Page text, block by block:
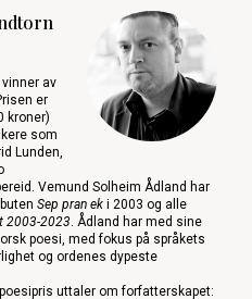
av
er
kroner)
som
Lunden,
Vemund Solheim Ådland har
Sep pran ek i 2003 og alle
2003-2023. Ådland har med sine
poesi, med fokus på språkets
og ordenes dypeste
uttaler om forfatterskapet: